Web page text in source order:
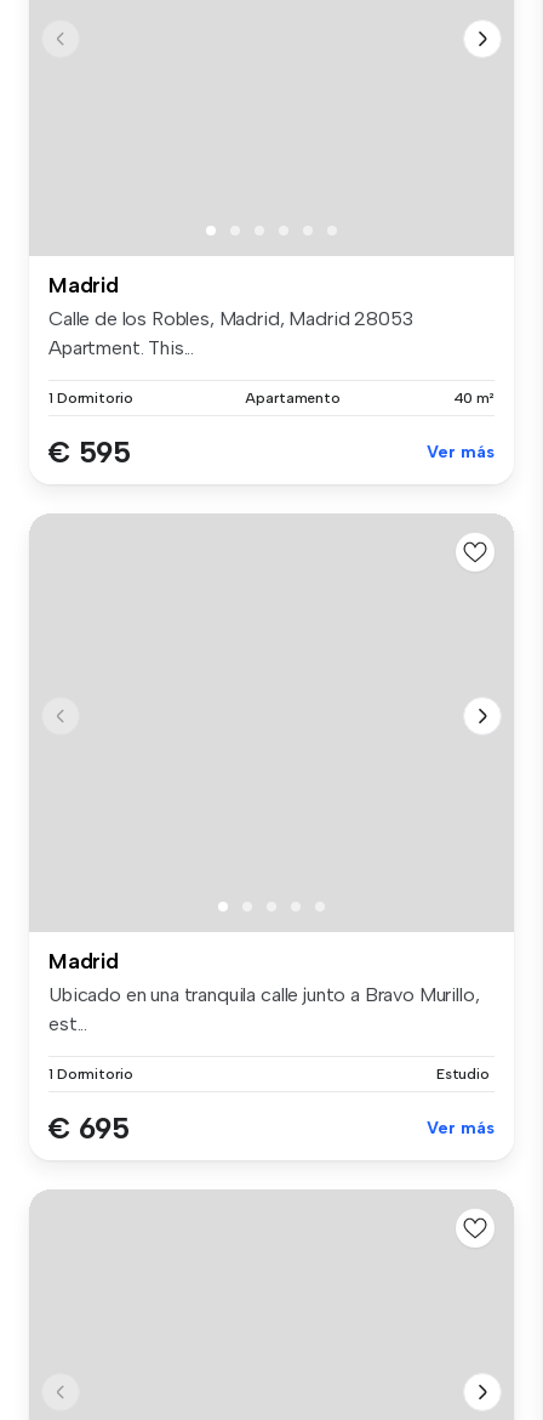
Madrid
Calle de los Robles, Madrid, Madrid 28053
Apartment. This...
1 Dormitorio Apartamento 40 m²
€ 595 Ver más
Madrid
Ubicado en una tranquila calle junto a Bravo Murillo,
est...
1 Dormitorio Estudio
€ 695 Ver más